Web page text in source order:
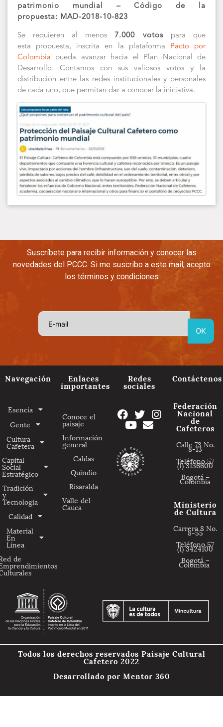
patrimonio mundial – Código de la
propuesta: MAD-2018-10-823
Se requieren al menos 7.000 votos para que
esta propuesta, inscrita en la plataforma
Pacto por
Colombia pueda avanzar hacia el Plan Nacional de
Desarrollo. Contamos con sus valiosos votos y la
distribución entre las redes institucionales y personales
de cada uno, que permitan dar a conocer la iniciativa.
Suscríbete para recibir información y conocer las
novedades del PCCC. Si me suscribo a este mail, acepto
los términos y condiciones
Navegación
Esencia
Gente
Cultura
Cafetera
Capital
Social
Estratégico
Tradición
y
Tecnologia
Calidad
Material
En
Linea
de
Enlaces
importantes
Conoce el
paisaje
Información
general
Caldas
Quindio
Risaralda
Valle del
Cauca
Redes
sociales
Contáctenos
Federación
Nacional
de
Cafeteros
Calle 73 No.
8-13
Teléfono 57
(1) 3136600
Bogotá –
Colombia
Ministerio
de Cultura
Carrera 8 No.
8-55
Teléfono 57
(1) 3424100
Bogotá –
Colombia
Todos los derechos reservados Paisaje Cultural
Cafetero 2022
Desarrollado por Mentor 360